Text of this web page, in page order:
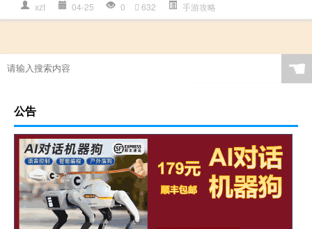
xzt 04-25 0 632 手游攻略
☚
公告